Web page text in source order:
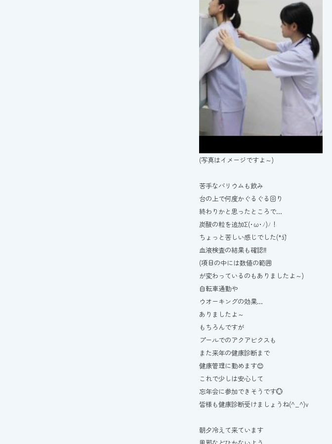
(写真はイメージですよ～)
苦手なバリウムも飲み
台の上で何度かぐるぐる回り
終わりかと思ったところで…
炭酸の粒を追加Σ(･ω･ﾉ)ﾉ！
ちょっと苦しい感じでした(*´з`)
血液検査の結果も確認‼
(項目の中には数値の範囲
が変わっているのもありましたよ～)
自転車通勤や
ウオーキングの効果…
ありましたよ～
もちろんですが
プールでのアクアビクスも
また来年の健康診断まで
健康管理に勤めます😊
これで少しは安心して
忘年会に参加できそうです💮
皆様も健康診断受けましょうね(^_^)v
朝夕冷えて来ています